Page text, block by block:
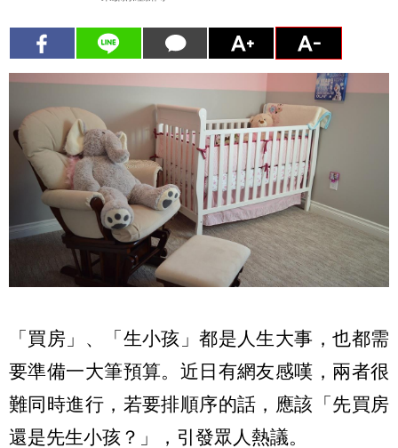
「買房」、「生小孩」都是人生大事，也都需
要準備一大筆預算。近日有網友感嘆，兩者很
難同時進行，若要排順序的話，應該「先買房
還是先生小孩？」，引發眾人熱議。